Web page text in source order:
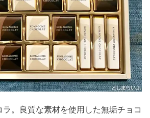
。良質な素材を使用した無垢チョコ